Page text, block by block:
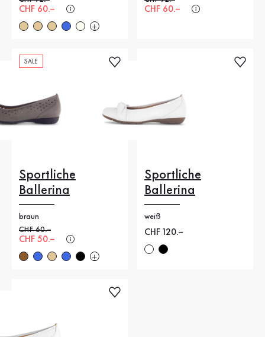
Neuer Preis
CHF 60.– Neuer Preis
CHF 60.–
SALE
Sportliche
Ballerina
braun
Alter Preis
CHF 60.–
Neuer Preis
CHF 50.–
Sportliche
Ballerina
weiß
Neuer Preis
CHF 120.–